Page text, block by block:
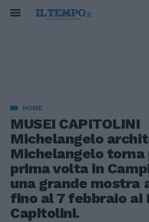
HOME
MUSEI CAPITOLINI
Michelangelo
Michelangelo torna
prima volta in
una grande mostra
fino al 7 febbraio ai
Capitolini.